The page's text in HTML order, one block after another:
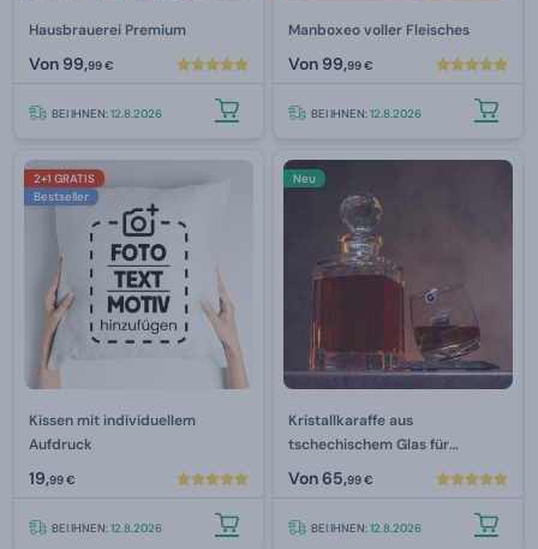
Hausbrauerei Premium
Von 99,99 €
BEI IHNEN:12.8.2026
Manboxeo voller Fleisches
Von 99,99 €
BEI IHNEN:12.8.2026
2+1 GRATIS
Bestseller
Kissen mit individuellem
Aufdruck
19,99 €
BEI IHNEN:12.8.2026
Neu
Kristallkaraffe aus
tschechischem Glas für
Luxusalkohol 800 ml
Von65,99 €
BEI IHNEN:12.8.2026